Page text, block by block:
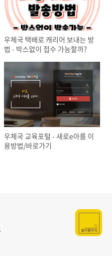
우체국 택배로 캐리어 보내는 방
법 - 박스없이 접수 가능할까?
우체국 교육포털 - 새로e아름 이
용방법/바로가기